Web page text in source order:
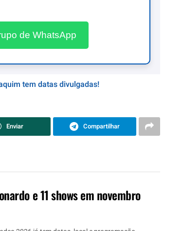
de WhatsApp
tem datas divulgadas!
Enviar Compartilhar
e 11 shows em novembro